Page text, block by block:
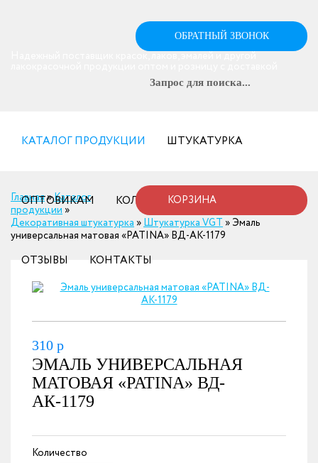
ОБРАТНЫЙ ЗВОНОК
КАТАЛОГ ПРОДУКЦИИ ШТУКАТУРКА
ОПТОВИКАМ КОЛЕРОВКА ДОСТАВКА
ОТЗЫВЫ КОНТАКТЫ
КОРЗИНА
Главная»Каталог
продукции »
Декоративная штукатурка » Штукатурка VGT » Эмаль
универсальная матовая «PATINA» ВД-АК-1179
310 р
ЭМАЛЬ УНИВЕРСАЛЬНАЯ
МАТОВАЯ «PATINA» ВД-
АК-1179
Количество